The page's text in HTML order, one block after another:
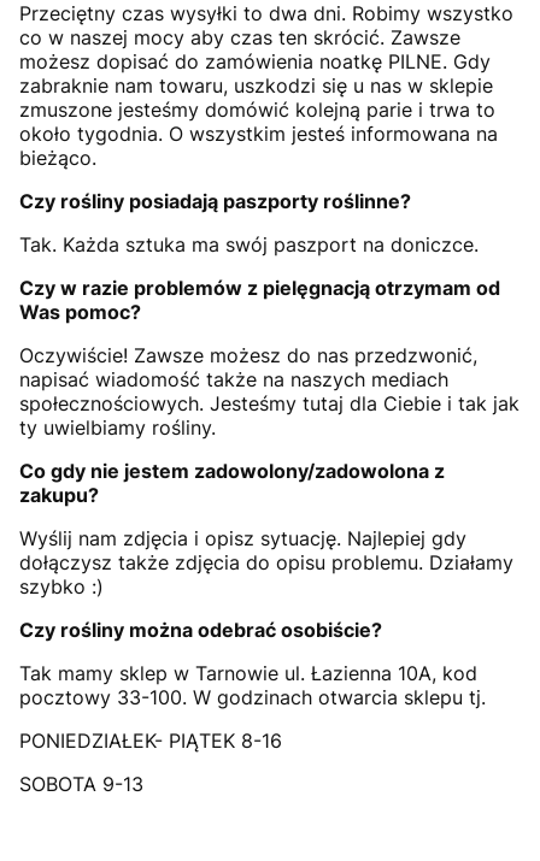
Przeciętny czas wysyłki to dwa dni. Robimy wszystko
co w naszej mocy aby czas ten skrócić. Zawsze
możesz dopisać do zamówienia noatkę PILNE. Gdy
zabraknie nam towaru, uszkodzi się u nas w sklepie
zmuszone jesteśmy domówić kolejną parie i trwa to
około tygodnia. O wszystkim jesteś informowana na
bieżąco.
Czy rośliny posiadają paszporty roślinne?
Tak. Każda sztuka ma swój paszport na doniczce.
Czy w razie problemów z pielęgnacją otrzymam od
Was pomoc?
Oczywiście! Zawsze możesz do nas przedzwonić,
napisać wiadomość także na naszych mediach
społecznościowych. Jesteśmy tutaj dla Ciebie i tak jak
ty uwielbiamy rośliny.
Co gdy nie jestem zadowolony/zadowolona z
zakupu?
Wyślij nam zdjęcia i opisz sytuację. Najlepiej gdy
dołączysz także zdjęcia do opisu problemu. Działamy
szybko :)
Czy rośliny można odebrać osobiście?
Tak mamy sklep w Tarnowie ul. Łazienna 10A, kod
pocztowy 33-100. W godzinach otwarcia sklepu tj.
PONIEDZIAŁEK- PIĄTEK 8-16
SOBOTA 9-13